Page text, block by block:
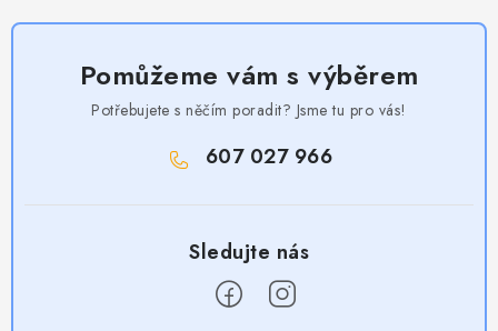
Pomůžeme vám s výběrem
Potřebujete s něčím poradit? Jsme tu pro vás!
607 027 966